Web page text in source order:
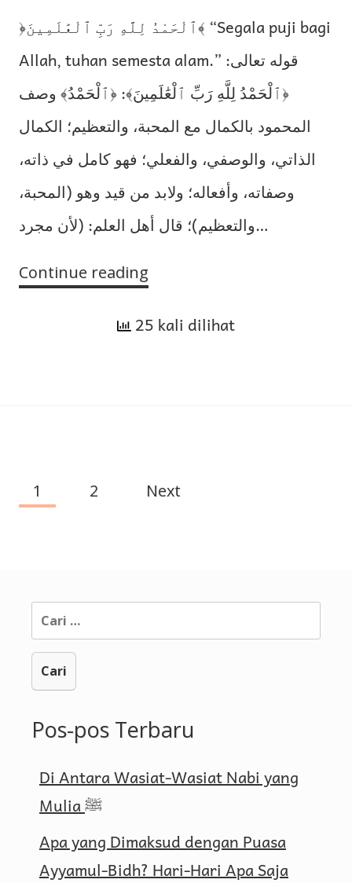
﴿ٱلْحَمْدُ لِلَّهِ رَبِّ ٱلْعَٰلَمِينَ﴾ “Segala puji bagi
Allah, tuhan semesta alam.” قوله تعالى:
﴿ٱلْحَمْدُ لِلَّهِ رَبِّ ٱلْعَٰلَمِينَ﴾: ﴿ٱلْحَمْدُ﴾ وصف
المحمود بالكمال مع المحبة، والتعظيم؛ الكمال
الذاتي، والوصفي، والفعلي؛ فهو كامل في ذاته،
وصفاته، وأفعاله؛ ولابد من قيد وهو (المحبة،
والتعظيم)؛ قال أهل العلم: (لأن مجرد…
Continue reading
“الحمد
Fatihah
25 kali dilihat
Page
1 2 Next
Cari
untuk:
Pos-pos Terbaru
Di Antara Wasiat-Wasiat Nabi yang
Mulia ﷺ
Apa yang Dimaksud dengan Puasa
Ayyamul-Bidh? Hari-Hari Apa Saja